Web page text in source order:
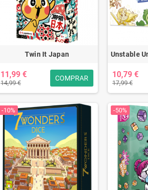
Twin It Japan
11,99 €
14,99 €
COMPRAR
Unstable
10,79 €
17,99 €
-10% -50%